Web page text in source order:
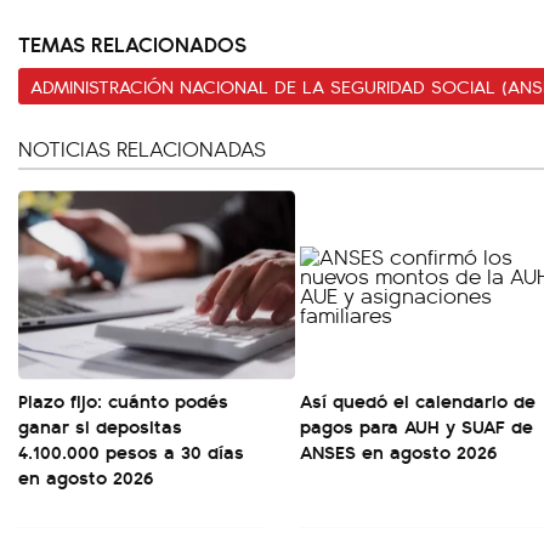
TEMAS RELACIONADOS
ADMINISTRACIÓN NACIONAL DE LA SEGURIDAD SOCIAL
NOTICIAS RELACIONADAS
Plazo fijo: cuánto podés
ganar si depositas
4.100.000 pesos a 30 días
en agosto 2026
Así quedó el calendario de
pagos para AUH y SUAF de
ANSES en agosto 2026